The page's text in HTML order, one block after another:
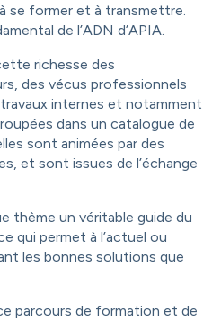
se former et à transmettre.
de l’ADN d’APIA.
richesse des
des vécus professionnels
internes et notamment
dans un catalogue de
sont animées par des
et sont issues de l’échange
thème un véritable guide du
qui permet à l’actuel ou
les bonnes solutions que
parcours de formation et de